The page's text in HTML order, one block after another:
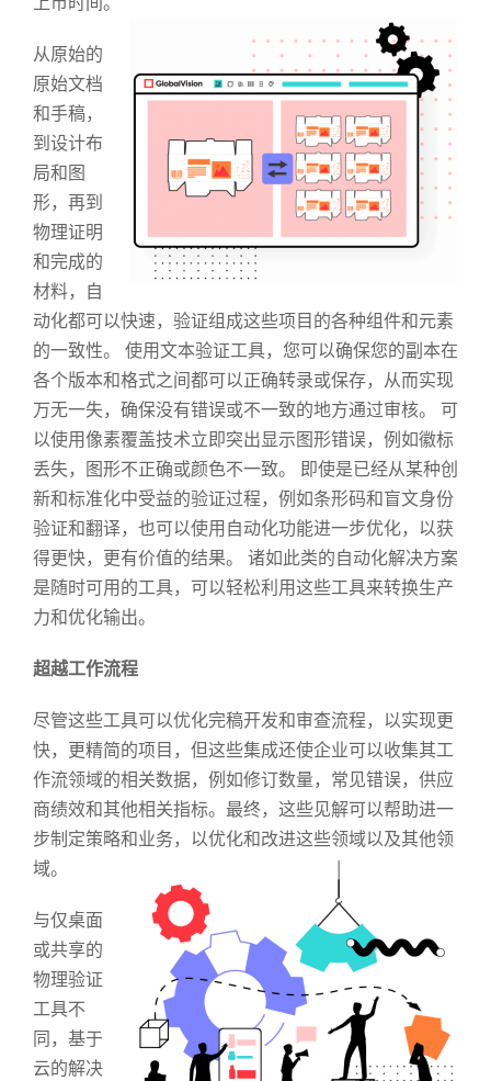
从原始的
原始文档
和手稿，
到设计布
局和图
形，再到
物理证明
和完成的
材料，自
动化都可以快速，验证组成这些项目的各种组件和元素
的一致性。 使用文本验证工具，您可以确保您的副本在
各个版本和格式之间都可以正确转录或保存，从而实现
万无一失，确保没有错误或不一致的地方通过审核。 可
以使用像素覆盖技术立即突出显示图形错误，例如徽标
丢失，图形不正确或颜色不一致。 即使是已经从某种创
新和标准化中受益的验证过程，例如条形码和盲文身份
验证和翻译，也可以使用自动化功能进一步优化，以获
得更快，更有价值的结果。 诸如此类的自动化解决方案
是随时可用的工具，可以轻松利用这些工具来转换生产
力和优化输出。
超越工作流程
尽管这些工具可以优化完稿开发和审查流程，以实现更
快，更精简的项目，但这些集成还使企业可以收集其工
作流领域的相关数据，例如修订数量，常见错误，供应
商绩效和其他相关指标。最终，这些见解可以帮助进一
步制定策略和业务，以优化和改进这些领域以及其他领
域。
与仅桌面
或共享的
物理验证
工具不
同，基于
云的解决